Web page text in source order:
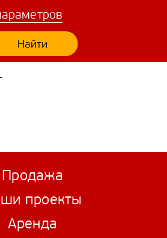
Найти
Продажа
проекты
Аренда